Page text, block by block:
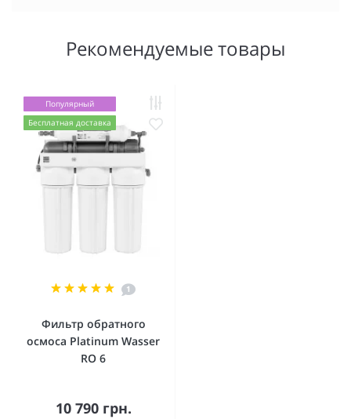
Рекомендуемые товары
Популярный
Бесплатная доставка
1
Фильтр обратного
осмоса Platinum Wasser
RO 6
10 790 грн.